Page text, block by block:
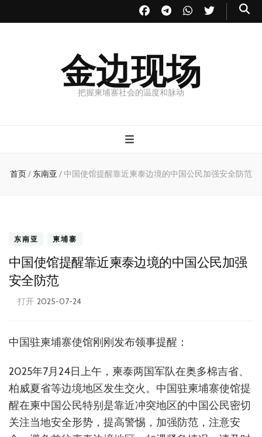
金边现场
把握柬埔寨社会的温度和脉动
首页/ 东南亚 / 中国使馆提醒靠近柬泰边境的中国公民加强安全防范
东南亚 柬埔寨
中国使馆提醒靠近柬泰边境的中国公民加强
安全防范
打开 2025-07-24
中国驻柬埔寨使馆刚刚发布领事提醒：
2025年7月24日上午，柬泰两国军队在奥多棉吉省、
柏威夏省等边境地区发生交火。中国驻柬埔寨使馆提
醒在柬中国公民特别是靠近冲突地区的中国公民密切
关注当地安全形势，提高警惕，加强防范，注意安